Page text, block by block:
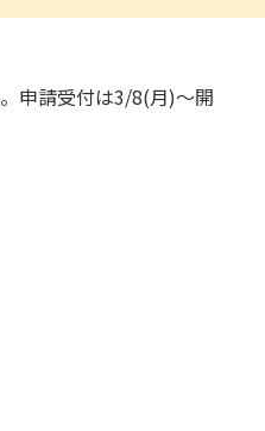
申請受付は3/8(月)～開